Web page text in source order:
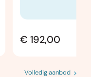
€ 192,00
Volledig aanbod